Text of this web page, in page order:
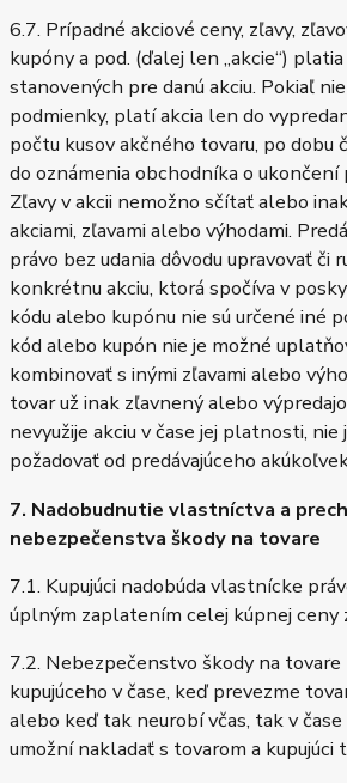
6.7. Prípadné akciové ceny, zľavy,
kupóny a pod. (ďalej len „akcie“)
stanovených pre danú akciu. Pokiaľ
podmienky, platí akcia len do
počtu kusov akčného tovaru, po dobu
do oznámenia obchodníka o ukončení
Zľavy v akcii nemožno sčítať alebo
akciami, zľavami alebo výhodami.
právo bez udania dôvodu upravovať či
konkrétnu akciu, ktorá spočíva v
kódu alebo kupónu nie sú určené iné
kód alebo kupón nie je možné
kombinovať s inými zľavami alebo
tovar už inak zľavnený alebo
nevyužije akciu v čase jej platnosti,
požadovať od predávajúceho
7. Nadobudnutie vlastníctva a
nebezpečenstva škody na tovare
7.1. Kupujúci nadobúda vlastnícke
úplným zaplatením celej kúpnej ceny
7.2. Nebezpečenstvo škody na tovare
kupujúceho v čase, keď prevezme
alebo keď tak neurobí včas, tak v čase
umožní nakladať s tovarom a kupujúci